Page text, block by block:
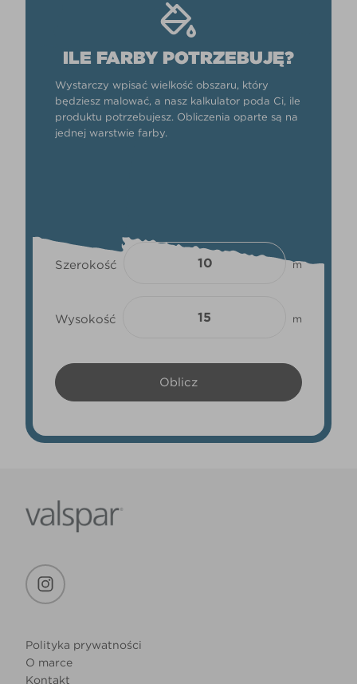
ILE FARBY POTRZEBUJĘ?
Wystarczy wpisać wielkość obszaru, który
będziesz malować, a nasz kalkulator poda Ci, ile
produktu potrzebujesz. Obliczenia oparte są na
jednej warstwie farby.
Szerokość m
Wysokość m
Polityka prywatności
O marce
Kontakt